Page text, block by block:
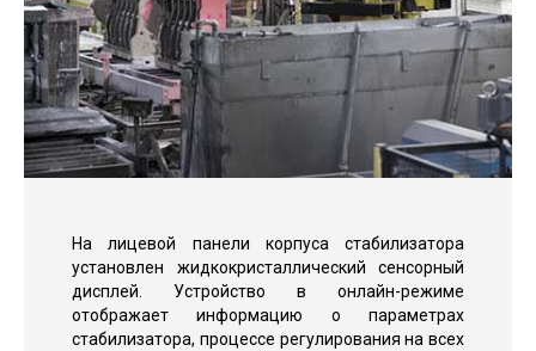
На лицевой панели корпуса стабилизатора
установлен жидкокристаллический сенсорный
дисплей. Устройство в онлайн-режиме
отображает информацию о параметрах
стабилизатора, процессе регулирования на всех